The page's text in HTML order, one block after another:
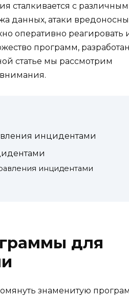
сталкивается с
данных, атаки
оперативно реагировать
программ,
статье мы рассмотрим
инцидентами
инцидентами
для
знаменитую